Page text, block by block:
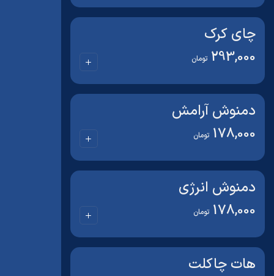
چای کرک
293,000 تومان
دمنوش آرامش
178,000 تومان
دمنوش انرژی
178,000 تومان
هات چاکلت